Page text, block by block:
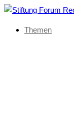
Themen